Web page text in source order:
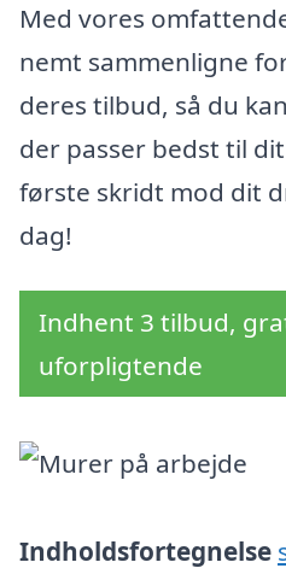
Med vores
nemt sammenligne
deres tilbud, så du
der passer bedst til
første skridt mod dit
dag!
Indhent 3 tilbud,
uforpligtende
Indholdsfortegnelse